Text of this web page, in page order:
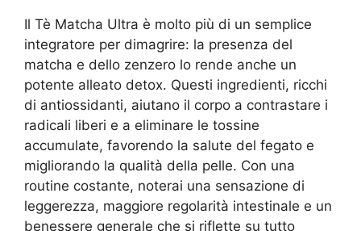
Il Tè Matcha Ultra è molto più di un semplice
integratore per dimagrire: la presenza del
matcha e dello zenzero lo rende anche un
potente alleato detox. Questi ingredienti, ricchi
di antiossidanti, aiutano il corpo a contrastare i
radicali liberi e a eliminare le tossine
accumulate, favorendo la salute del fegato e
migliorando la qualità della pelle. Con una
routine costante, noterai una sensazione di
leggerezza, maggiore regolarità intestinale e un
benessere generale che si riflette su tutto